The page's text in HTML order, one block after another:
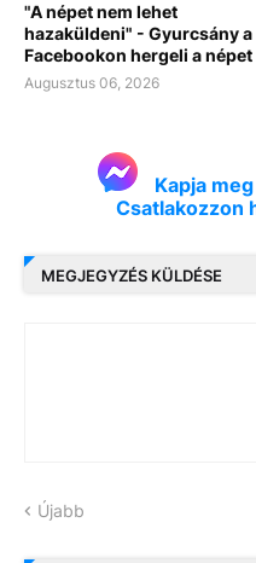
"A népet nem lehet
hazaküldeni" - Gyurcsány a
Facebookon hergeli a népet
Augusztus 06, 2026
Kapja
Csatlakozzon
MEGJEGYZÉS KÜLDÉSE
Újabb